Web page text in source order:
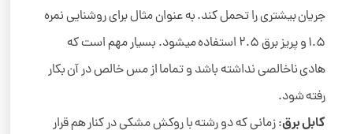
جریان بیشتری را تحمل کند. به عنوان مثال برای روشنایی نمره
1.5 و پریز برق 2.5 استفاده میشود. بسیار مهم است که
هادی ناخالصی نداشته باشد و تماما از مس خالص در آن بکار
رفته شود.
کابل برق: زمانی که دو رشته با روکش مشکی در کنار هم قرار